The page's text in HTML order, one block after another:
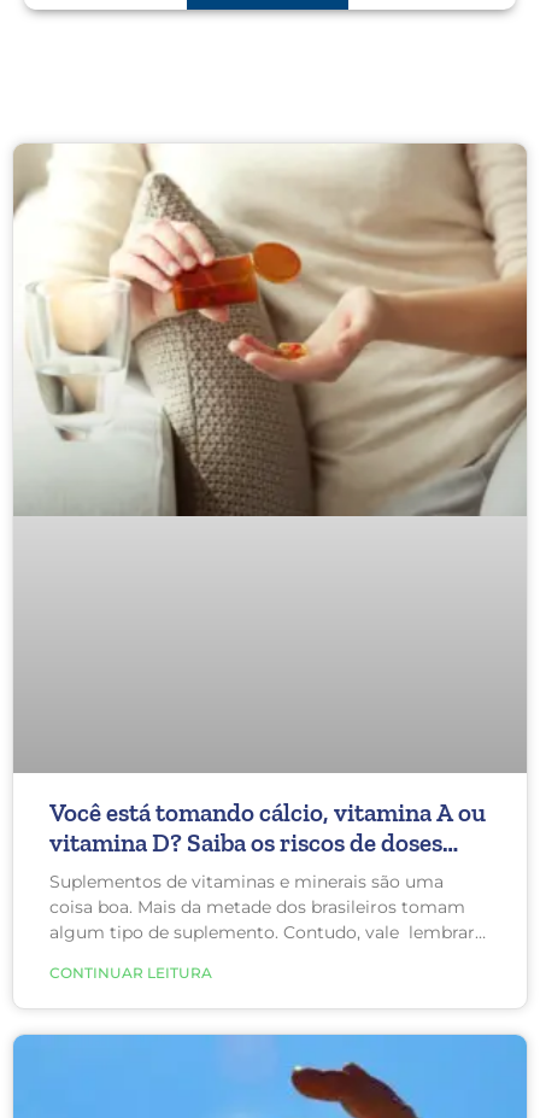
Você está tomando cálcio, vitamina A ou
vitamina D? Saiba os riscos de doses
altas!
Suplementos de vitaminas e minerais são uma
coisa boa. Mais da metade dos brasileiros tomam
algum tipo de suplemento. Contudo, vale lembrar
benefícios para a saúde e até mesmo representar
riscos. Confira alguns riscos à saúde que o consumo
de doses altas de cálcio, vitamina A e vitamina D
CONTINUAR LEITURA